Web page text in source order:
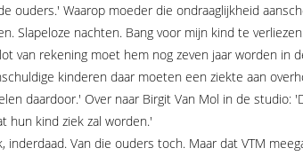
ouders.' Waarop moeder die ondraaglijkheid
Slapeloze nachten. Bang voor mijn kind te
van rekening moet hem nog zeven jaar worden in
kinderen daar moeten een ziekte aan
daardoor.' Over naar Birgit Van Mol in de studio:
hun kind ziek zal worden.'
inderdaad. Van die ouders toch. Maar dat VTM